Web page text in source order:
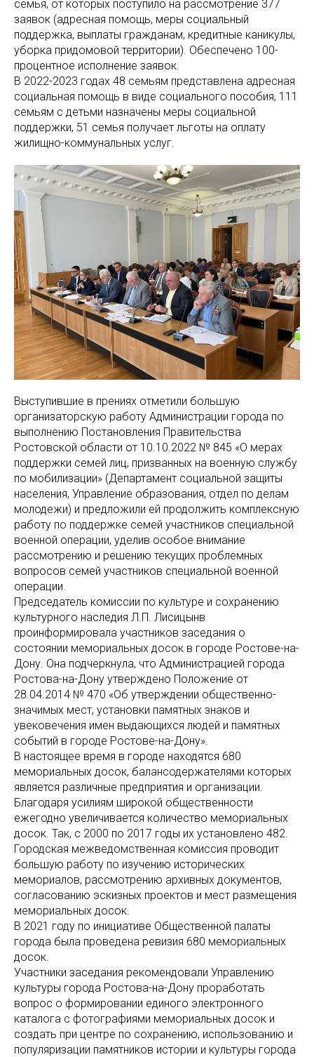
семья, от которых поступило на рассмотрение 377
заявок (адресная помощь, меры социальный
поддержка, выплаты гражданам, кредитные каникулы,
уборка придомовой территории). Обеспечено 100-
процентное исполнение заявок.
В 2022-2023 годах 48 семьям представлена адресная
социальная помощь в виде социального пособия, 111
семьям с детьми назначены меры социальной
поддержки, 51 семья получает льготы на оплату
жилищно-коммунальных услуг.
Выступившие в прениях отметили большую
организаторскую работу Администрации города по
выполнению Постановления Правительства
Ростовской области от 10.10.2022 № 845 «О мерах
поддержки семей лиц, призванных на военную службу
по мобилизации» (Департамент социальной защиты
населения, Управление образования, отдел по делам
молодежи) и предложили ей продолжить комплексную
работу по поддержке семей участников специальной
военной операции, уделив особое внимание
рассмотрению и решению текущих проблемных
вопросов семей участников специальной военной
операции.
Председатель комиссии по культуре и сохранению
культурного наследия Л.П. Лисицынв
проинформировала участников заседания о
состоянии мемориальных досок в городе Ростове-на-
Дону. Она подчеркнула, что Администрацией города
Ростова-на-Дону утверждено Положение от
28.04.2014 № 470 «Об утверждении общественно-
значимых мест, установки памятных знаков и
увековечения имен выдающихся людей и памятных
событий в городе Ростове-на-Дону».
В настоящее время в городе находятся 680
мемориальных досок, балансодержателями которых
является различные предприятия и организации.
Благодаря усилиям широкой общественности
ежегодно увеличивается количество мемориальных
досок. Так, с 2000 по 2017 годы их установлено 482.
Городская межведомственная комиссия проводит
большую работу по изучению исторических
мемориалов, рассмотрению архивных документов,
согласованию эскизных проектов и мест размещения
мемориальных досок.
В 2021 году по инициативе Общественной палаты
города была проведена ревизия 680 мемориальных
досок.
Участники заседания рекомендовали Управлению
культуры города Ростова-на-Дону проработать
вопрос о формировании единого электронного
каталога с фотографиями мемориальных досок и
создать при центре по сохранению, использованию и
популяризации памятников истории и культуры города